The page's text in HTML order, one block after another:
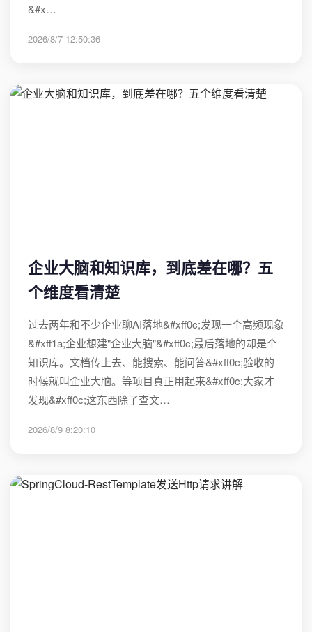
&#x…
2026/8/7 12:50:36
企业大脑和知识库，到底差在哪？五
个维度看清楚
过去两年和不少企业聊AI落地&#xff0c;发现一个高频现象
&#xff1a;企业想建"企业大脑"&#xff0c;最后落地的却是个
知识库。文档传上去、能搜索、能问答&#xff0c;验收的
时候就叫企业大脑。等项目真正用起来&#xff0c;大家才
发现&#xff0c;这东西除了查文…
2026/8/9 8:20:10